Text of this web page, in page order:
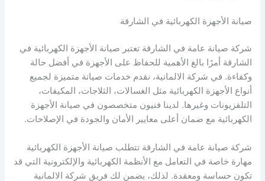
صيانة الأجهزة الكهربائية في الشارقة
شركة صيانة عامة في الشارقة تعتبر صيانة الأجهزة الكهربائية في
الشارقة أمرًا بالغ الأهمية للحفاظ على الأجهزة في أفضل حالة
وكفاءة. في شركة الالمانية، نقدم خدمات صيانة متميزة لجميع
أنواع الأجهزة الكهربائية مثل الغسالات، الثلاجات، المكيفات،
التلفزيونات وغيرها. لدينا فنيون متخصصون في صيانة الأجهزة
الكهربائية مع ضمان أعلى معايير الأمان والجودة في الإصلاحات.
شركة صيانة عامة في الشارقة تتطلب صيانة الأجهزة الكهربائية
مهارة خاصة في التعامل مع الأنظمة الكهربائية والإلكترونية التي قد
تكون حساسة ومعقدة. لذلك، يضمن لك فريق شركة الالمانية